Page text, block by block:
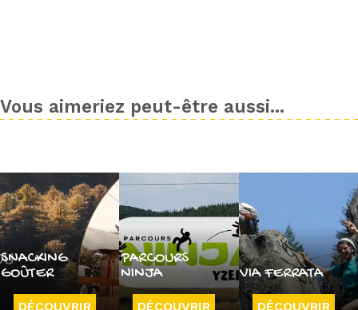
Vous aimeriez peut-être aussi...
SNACKING
GOÛTER
DÉCOUVRIR
PARCOURS
NINJA
DÉCOUVRIR
VIA FERRATA
DÉCOUVRIR